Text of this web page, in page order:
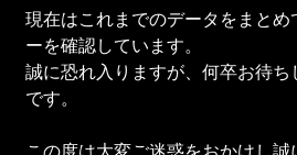
現在はこれまでのデータをまと
ーを確認しています。
誠に恐れ入りますが、何卒お待
です。
この度は大変ご迷惑をおかけし